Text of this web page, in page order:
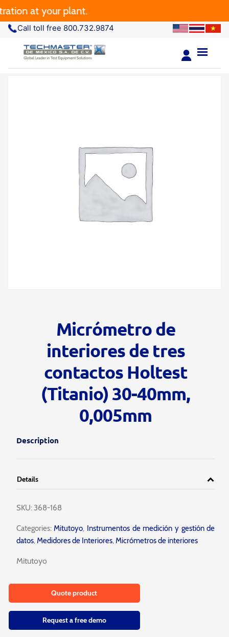
at your plant.
Call toll free 800.732.9874
Micrómetro de
interiores de tres
contactos Holtest
(Titanio) 30-40mm,
0,005mm
Description
Details
SKU:368-168
Categories:Mitutoyo, Instrumentos de medición y gestión de
datos,Medidores de Interiores,Micrómetros de interiores
Mitutoyo
Quote product
Request a free demo